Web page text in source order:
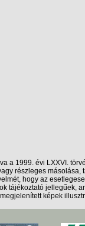
a 1999. évi LXXVI.
részleges
hogy az
tájékoztató jellegűek,
képek